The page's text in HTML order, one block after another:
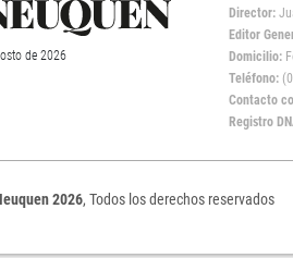
de 2026
Director:
Editor
Domicilio:
Teléfono:
Contacto
Registro
2026, Todos los derechos reservados